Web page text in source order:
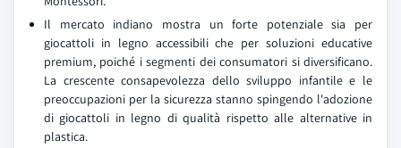
Il mercato indiano mostra un forte potenziale sia per
giocattoli in legno accessibili che per soluzioni educative
premium, poiché i segmenti dei consumatori si diversificano.
La crescente consapevolezza dello sviluppo infantile e le
preoccupazioni per la sicurezza stanno spingendo l'adozione
di giocattoli in legno di qualità rispetto alle alternative in
plastica.